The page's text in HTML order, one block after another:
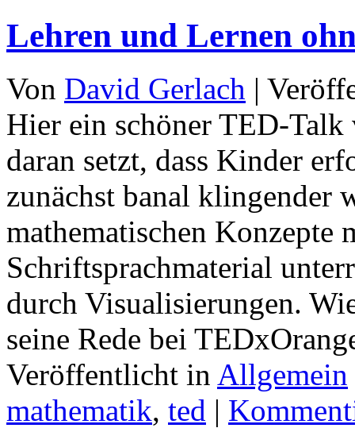
Lehren und Lernen
Von David Gerlach |
Hier ein schöner TED-Talk
daran setzt, dass Kinder
zunächst banal klingender
mathematischen Konzepte
Schriftsprachmaterial
durch Visualisierungen.
seine Rede bei
Veröffentlicht in Allgemein
mathematik, ted |